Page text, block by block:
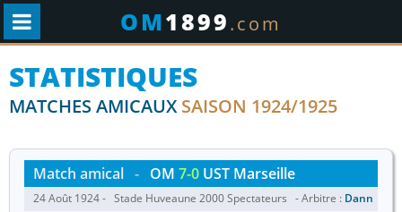
OM1899.com
STATISTIQUES
MATCHES AMICAUXSAISON 1924/1925
Match amical - OM 7-0 UST Marseille
24 Août 1924 - Stade Huveaune 2000 Spectateurs - Arbitre : Dann